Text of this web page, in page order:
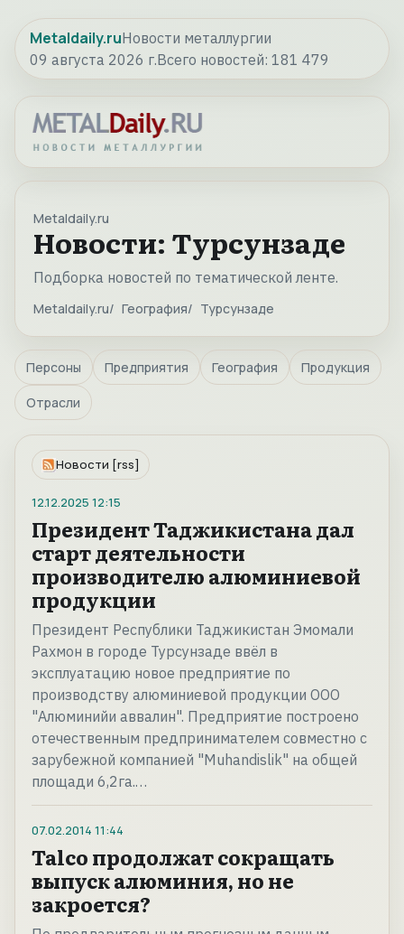
Metaldaily.ruНовости металлургии
09 августа 2026 г.Всего новостей: 181 479
Metaldaily.ru
Новости: Турсунзаде
Подборка новостей по тематической ленте.
Metaldaily.ru География Турсунзаде
Персоны Предприятия География Продукция
Отрасли
Новости [rss]
12.12.2025 12:15
Президент Таджикистана дал
старт деятельности
производителю алюминиевой
продукции
Президент Республики Таджикистан Эмомали
Рахмон в городе Турсунзаде ввёл в
эксплуатацию новое предприятие по
производству алюминиевой продукции ООО
"Алюминийи аввалин". Предприятие построено
отечественным предпринимателем совместно с
зарубежной компанией "Muhandislik" на общей
площади 6,2га.…
07.02.2014 11:44
Talco продолжат сокращать
выпуск алюминия, но не
закроется?